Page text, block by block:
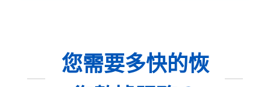
您需要多快的恢